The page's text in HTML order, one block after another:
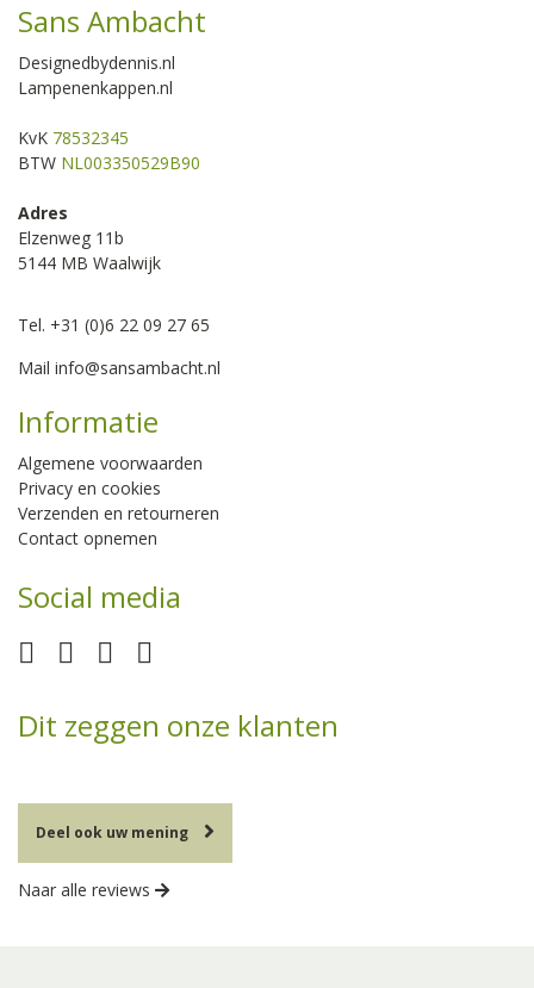
Sans Ambacht
Designedbydennis.nl
Lampenenkappen.nl
KvK 78532345
BTW NL003350529B90
Adres
Elzenweg 11b
5144 MB Waalwijk
Tel. +31 (0)6 22 09 27 65
Mail info@sansambacht.nl
Informatie
Algemene voorwaarden
Privacy en cookies
Verzenden en retourneren
Contact opnemen
Social media
Dit zeggen onze klanten
Deel ook uw mening
Naar alle reviews